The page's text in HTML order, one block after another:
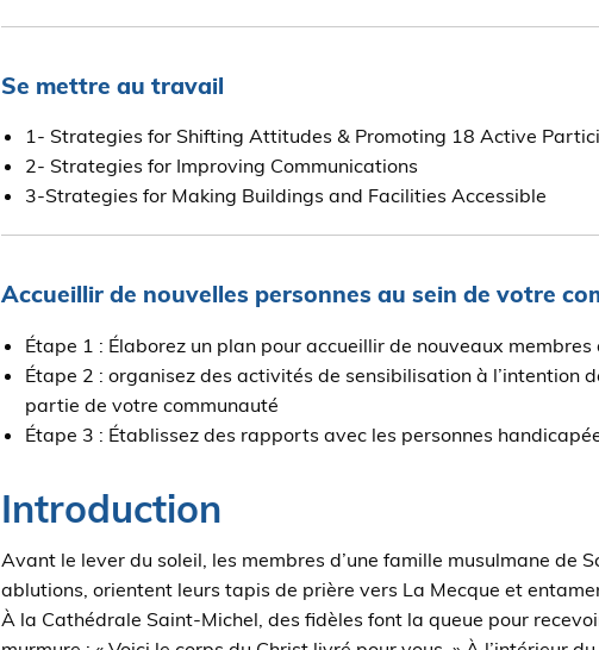
Se mettre au travail
1- Strategies for Shifting Attitudes & Promoting 18 Active
2- Strategies for Improving Communications
3-Strategies for Making Buildings and Facilities Accessible
Accueillir de nouvelles personnes au sein de votre
Étape 1 : Élaborez un plan pour accueillir de nouveaux
Étape 2 : organisez des activités de sensibilisation à l’intention
partie de votre communauté
Étape 3 : Établissez des rapports avec les personnes
Introduction
Avant le lever du soleil, les membres d’une famille musulmane de
ablutions, orientent leurs tapis de prière vers La Mecque et
À la Cathédrale Saint-Michel, des fidèles font la queue pour